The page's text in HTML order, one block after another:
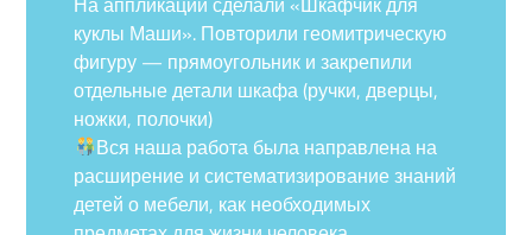
куклы Маши». Повторили геомитрическую
фигуру — прямоугольник и закрепили
отдельные детали шкафа (ручки, дверцы,
ножки, полочки)
Вся наша работа была направлена на
расширение и систематизирование знаний
детей о мебели, как необходимых